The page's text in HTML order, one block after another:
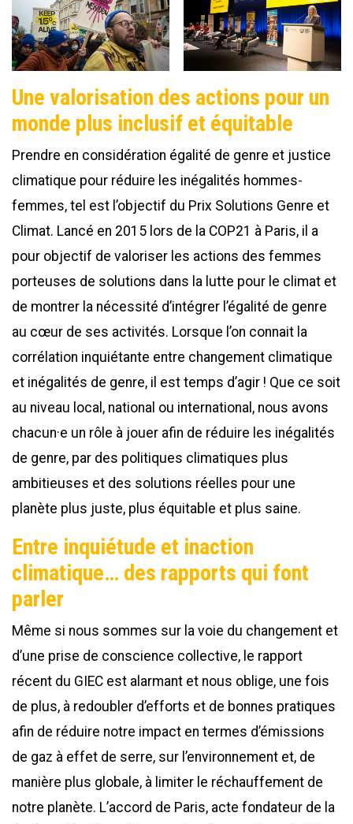
Une valorisation des actions pour un
monde plus inclusif et équitable
Prendre en considération égalité de genre et justice
climatique pour réduire les inégalités hommes-
femmes, tel est l’objectif du Prix Solutions Genre et
Climat. Lancé en 2015 lors de la COP21 à Paris, il a
pour objectif de valoriser les actions des femmes
porteuses de solutions dans la lutte pour le climat et
de montrer la nécessité d’intégrer l’égalité de genre
au cœur de ses activités. Lorsque l’on connait la
corrélation inquiétante entre changement climatique
et inégalités de genre, il est temps d’agir ! Que ce soit
au niveau local, national ou international, nous avons
chacun·e un rôle à jouer afin de réduire les inégalités
de genre, par des politiques climatiques plus
ambitieuses et des solutions réelles pour une
planète plus juste, plus équitable et plus saine.
Entre inquiétude et inaction
climatique… des rapports qui font
parler
Même si nous sommes sur la voie du changement et
d’une prise de conscience collective, le rapport
récent du GIEC est alarmant et nous oblige, une fois
de plus, à redoubler d’efforts et de bonnes pratiques
afin de réduire notre impact en termes d’émissions
de gaz à effet de serre, sur l’environnement et, de
manière plus globale, à limiter le réchauffement de
notre planète. L’accord de Paris, acte fondateur de la